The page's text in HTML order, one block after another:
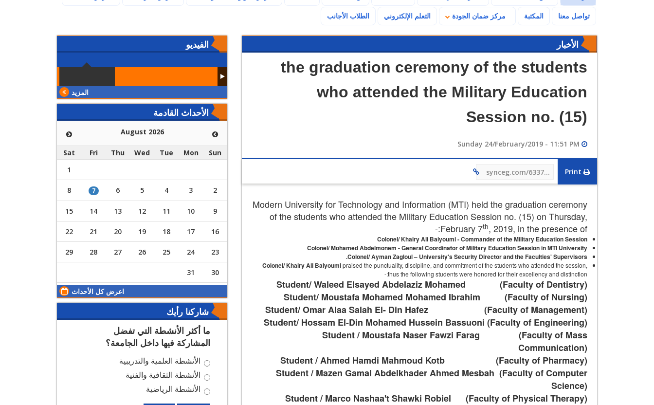
تواصل معنا المكتبة مركز ضمان الجودة التعلم الإلكتروني الطلاب الأجانب
الأخبار
the graduation ceremony of the students
who attended the Military Education
Session no. (15)
synceg.com/633732
Modern University for Technology and Information (MTI) held the graduation ceremony
of the students who attended the Military Education Session no. (15) on Thursday,
February 7th, 2019, in the presence of:-
Colonel/ Khairy Ali Baiyoumi - Commander of the Military Education Session
Colonel/ Mohamed Abdelmonem - General Coordinator of Military Education Session in MTI University
Colonel/ Ayman Zagloul – University's Security Director and the Faculties' Supervisors.
Colonel/ Khairy Ali Baiyoumipraised the punctuality, discipline, and commitment of the students who attended the session,
thus the following students were honored for their excellency and distinction:-
Student/ Waleed Elsayed Abdelaziz Mohamed
(Faculty of Dentistry)
Student/ Moustafa Mohamed Mohamed Ibrahim
(Faculty of Nursing)
Student/ Omar Alaa Salah El- Din Hafez
(Faculty of Management)
Student/ Hossam El-Din Mohamed Hussein Bassuoni (Faculty of Engineering)
Student / Moustafa Naser Fawzi Farag
(Faculty of Mass
Communication)
Student / Ahmed Hamdi Mahmoud Kotb
(Faculty of Pharmacy)
Student / Mazen Gamal Abdelkhader Ahmed Mesbah (Faculty of Computer
Science)
Student / Marco Nashaa't Shawki Robiel
(Faculty of Physical Therapy)
الفيديو
المزيد
الأحداث القادمة
August 2026
Sun
Mon
Tue
Wed
Thu
Fri
Sat
1
2
3
4
5
6
7
8
9
10
11
12
13
14
15
16
17
18
19
20
21
22
23
24
25
26
27
28
29
30
31
اعرض كل الأحداث
شاركنا رأيك
ما أكثر الأنشطة التي تفضل
المشاركة فيها داخل الجامعة؟
الأنشطة العلمية والتدريبية
الأنشطة الثقافية والفنية
الأنشطة الرياضية